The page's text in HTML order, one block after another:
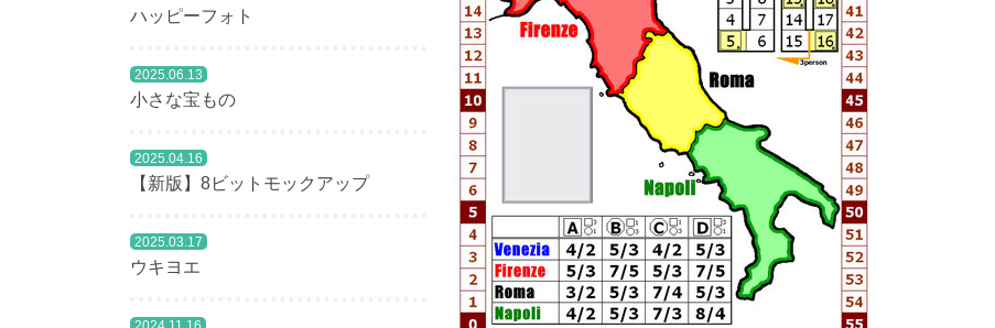
ハッピーフォト
2025.06.13
小さな宝もの
2025.04.16
【新版】8ビットモックアップ
2025.03.17
ウキヨエ